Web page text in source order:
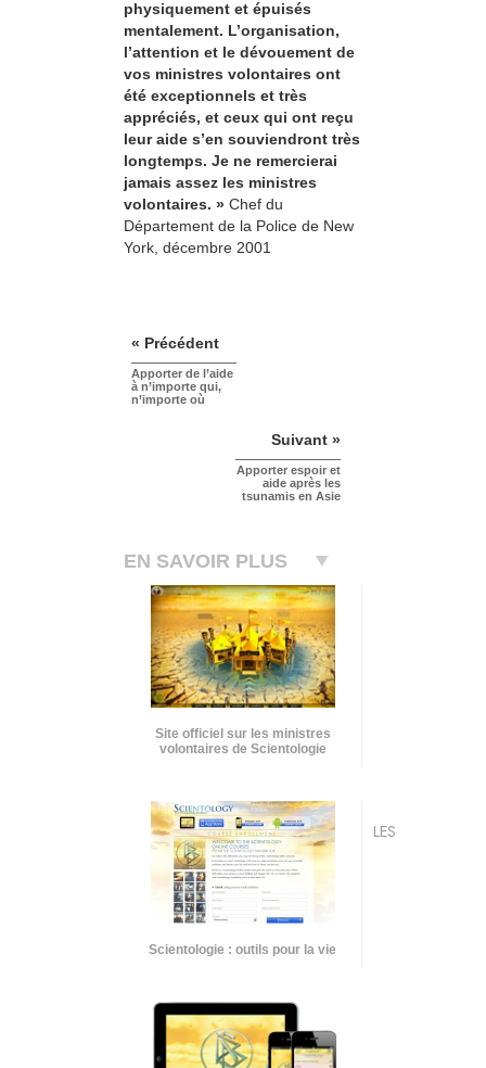
physiquement et épuisés
mentalement. L’organisation,
l’attention et le dévouement de
vos ministres volontaires ont
été exceptionnels et très
appréciés, et ceux qui ont reçu
leur aide s’en souviendront très
longtemps. Je ne remercierai
jamais assez les ministres
volontaires. » Chef du
Département de la Police de New
York, décembre 2001
« Précédent
Apporter de l’aide
à n’importe qui,
n’importe où
Suivant »
Apporter espoir et
aide après les
tsunamis en Asie
EN SAVOIR PLUS
Site officiel sur les ministres
volontaires de Scientologie
Scientologie : outils pour la vie
LES